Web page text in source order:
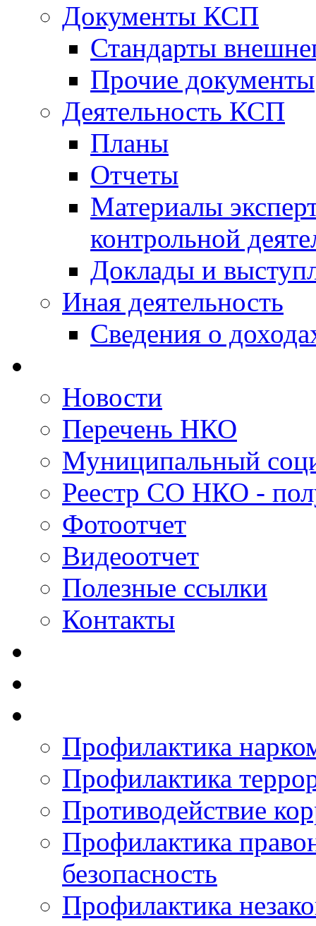
Документы КСП
Стандарты
Прочие документы
Деятельность КСП
Планы
Отчеты
Материалы
контрольной
Доклады и
Иная деятельность
Сведения о
Новости
Перечень НКО
Муниципальный
Реестр СО НКО -
Фотоотчет
Видеоотчет
Полезные ссылки
Контакты
Профилактика
Профилактика
Противодействие
Профилактика
безопасность
Профилактика